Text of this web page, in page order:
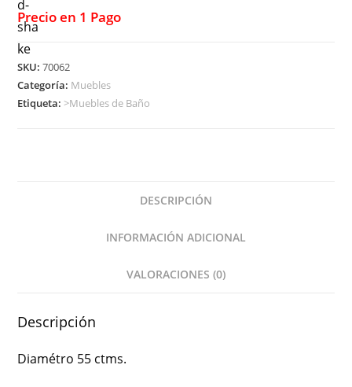
Precio en 1 Pago
SKU:70062
Categoría: Muebles
Etiqueta:>Muebles de Baño
DESCRIPCIÓN
INFORMACIÓN ADICIONAL
VALORACIONES (0)
Descripción
Diamétro 55 ctms.